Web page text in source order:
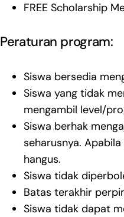
FREE Scholarship
Peraturan program:
Siswa bersedia
Siswa yang tidak
mengambil level/
Siswa berhak
seharusnya.
hangus.
Siswa tidak
Batas terakhir
Siswa tidak dapat